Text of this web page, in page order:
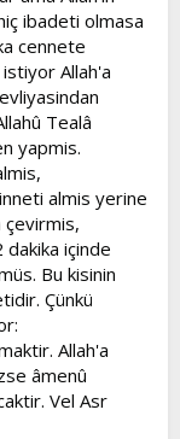
ibadeti olmasa
cennete
Allah'a
Tealâ
yapmis.
almis yerine
çevirmis,
içinde
Bu kisinin
Çünkü
Allah'a
âmenû
Vel Asr